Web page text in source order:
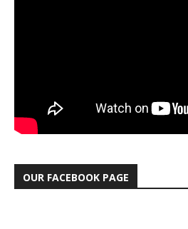
OUR FACEBOOK PAGE